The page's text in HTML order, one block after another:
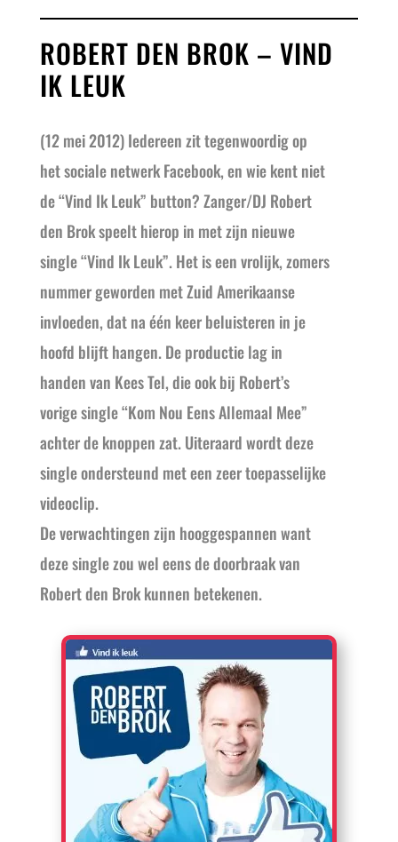
ROBERT DEN BROK – VIND
IK LEUK
(12 mei 2012)Iedereen zit tegenwoordig op
het sociale netwerk Facebook, en wie kent niet
de “Vind Ik Leuk” button? Zanger/DJ Robert
den Brok speelt hierop in met zijn nieuwe
single “Vind Ik Leuk”. Het is een vrolijk, zomers
nummer geworden met Zuid Amerikaanse
invloeden, dat na één keer beluisteren in je
hoofd blijft hangen. De productie lag in
handen van Kees Tel, die ook bij Robert’s
vorige single “Kom Nou Eens Allemaal Mee”
achter de knoppen zat. Uiteraard wordt deze
single ondersteund met een zeer toepasselijke
videoclip.
De verwachtingen zijn hooggespannen want
deze single zou wel eens de doorbraak van
Robert den Brok kunnen betekenen.